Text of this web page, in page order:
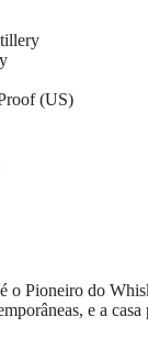
(US)
do
e a